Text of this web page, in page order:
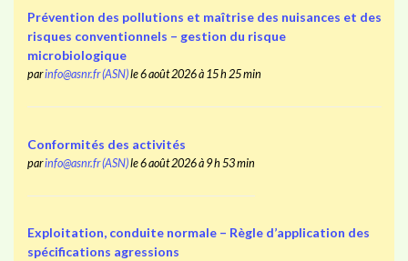
Prévention des pollutions et maîtrise des nuisances et des
risques conventionnels – gestion du risque
microbiologique
parinfo@asnr.fr (ASN)le 6 août 2026 à 15 h 25 min
Conformités des activités
parinfo@asnr.fr (ASN)le 6 août 2026 à 9 h 53 min
Exploitation, conduite normale – Règle d’application des
spécifications agressions